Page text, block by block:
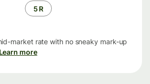
5 R
market rate with no sneaky mark-up
Learn more